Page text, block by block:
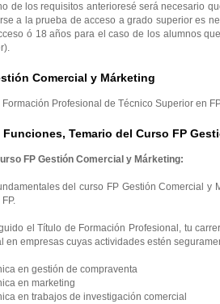
de los requisitos anterioresé será necesario
a la prueba de acceso a grado superior es
ó 18 años para el caso de los alumnos
Comercial y Márketing
Profesional de Técnico Superior en
Temario del Curso FP
FP Gestión Comercial y Márketing:
del curso FP Gestión Comercial y
el Título de Formación Profesional, tu
en empresas cuyas actividades estén
en gestión de compraventa
en marketing
en trabajos de investigación comercial